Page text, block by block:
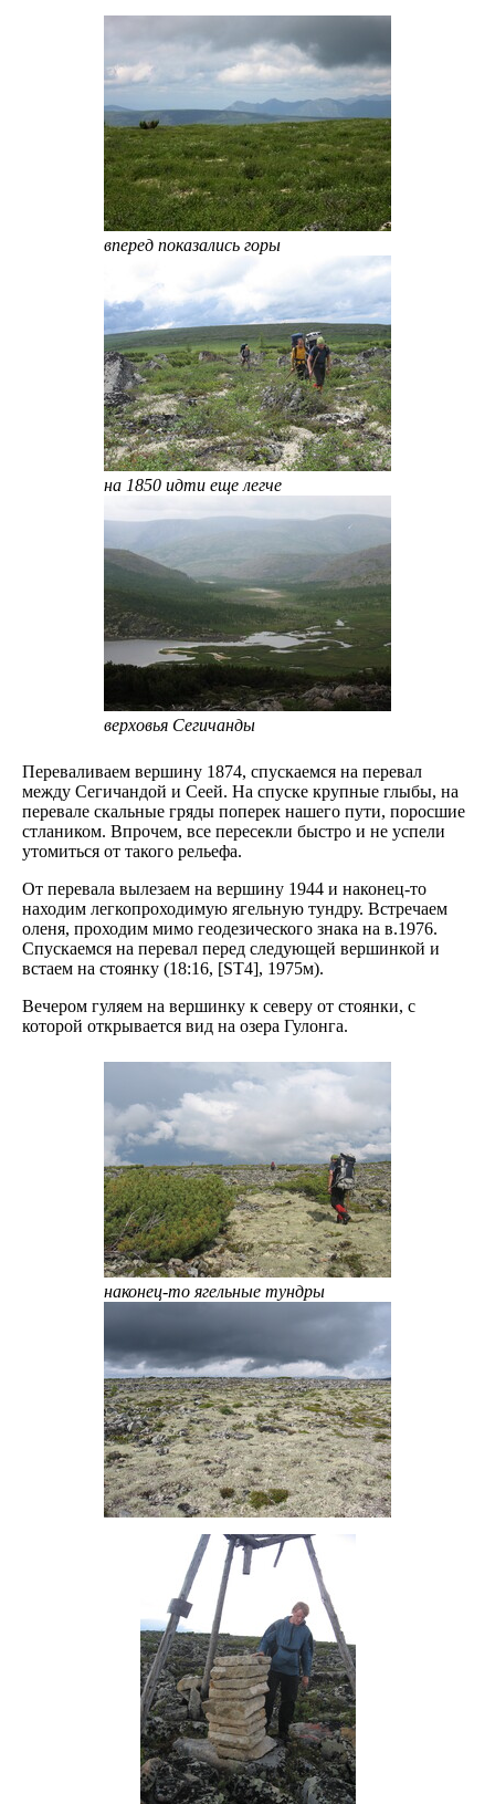
вперед показались горы
на 1850 идти еще легче
верховья Сегичанды
Переваливаем вершину 1874, спускаемся на перевал
между Сегичандой и Сеей. На спуске крупные глыбы, на
перевале скальные гряды поперек нашего пути, поросшие
стлаником. Впрочем, все пересекли быстро и не успели
утомиться от такого рельефа.
От перевала вылезаем на вершину 1944 и наконец-то
находим легкопроходимую ягельную тундру. Встречаем
оленя, проходим мимо геодезического знака на в.1976.
Спускаемся на перевал перед следующей вершинкой и
встаем на стоянку (18:16, [ST4], 1975м).
Вечером гуляем на вершинку к северу от стоянки, с
которой открывается вид на озера Гулонга.
наконец-то ягельные тундры